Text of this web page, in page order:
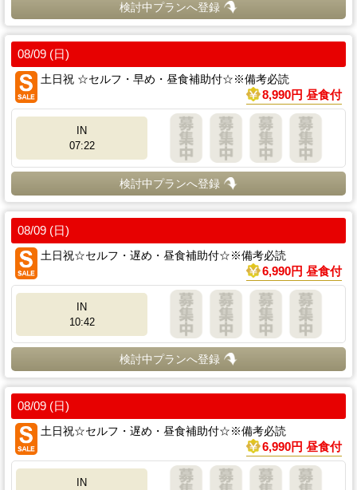
検討中プランへ登録
08/09 (日)
土日祝 ☆セルフ・早め・昼食補助付☆※備考必読
8,990円 昼食付
IN
07:22
検討中プランへ登録
08/09 (日)
土日祝☆セルフ・遅め・昼食補助付☆※備考必読
6,990円 昼食付
IN
10:42
検討中プランへ登録
08/09 (日)
土日祝☆セルフ・遅め・昼食補助付☆※備考必読
6,990円 昼食付
IN